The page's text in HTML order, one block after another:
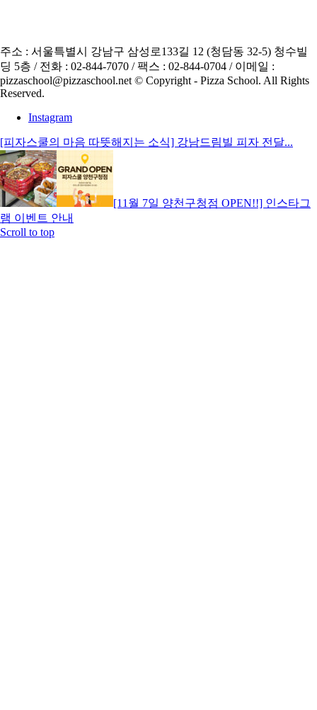
주소 : 서울특별시 강남구 삼성로133길 12 (청담동 32-5) 청수빌
딩 5층 / 전화 : 02-844-7070 / 팩스 : 02-844-0704 / 이메일 :
pizzaschool@pizzaschool.net © Copyright - Pizza School. All Rights
Reserved.
Instagram
[피자스쿨의 마음 따뜻해지는 소식] 강남드림빌 피자 전달...
[11월 7일 양천구청점 OPEN!!] 인스타그
램 이벤트 안내
Scroll to top